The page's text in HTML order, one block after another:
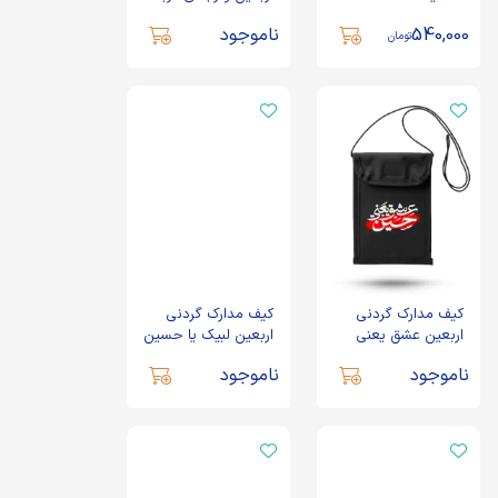
540,000تومان ناموجود
کیف مدارک گردنی
اربعین عشق یعنی
ناموجود
کیف مدارک گردنی
اربعین لبیک یا حسین
ناموجود